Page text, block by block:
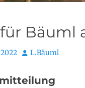
Bäuml
Autor
L.Bäuml